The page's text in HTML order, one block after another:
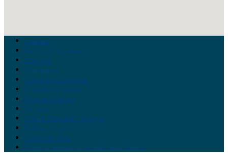
Главная
Война на Украине
Новости
Аналитика
Тайны Геополитики
Российские элиты
Теория заговора
Украина
Новый Мировой Порядок
Тайны истории
Обратная связь
Правила комментирования материалов